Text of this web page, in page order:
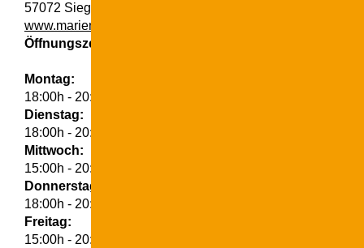
57072 Siegen
www.marien-kliniken.de
Öffnungszeiten
Montag:
18:00h - 20:00h
Dienstag:
18:00h - 20:00h
Mittwoch:
15:00h - 20:00h
Donnerstag:
18:00h - 20:00h
Freitag:
15:00h - 20:00h